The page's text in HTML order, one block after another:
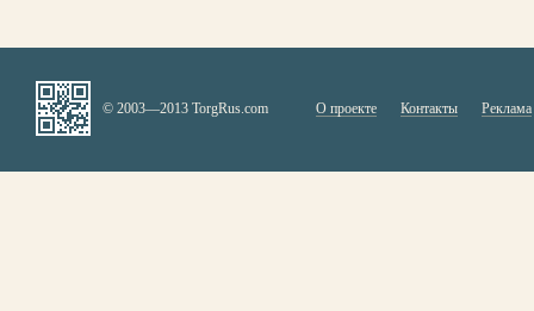
© 2003—2013 TorgRus.com О проекте Контакты Реклама